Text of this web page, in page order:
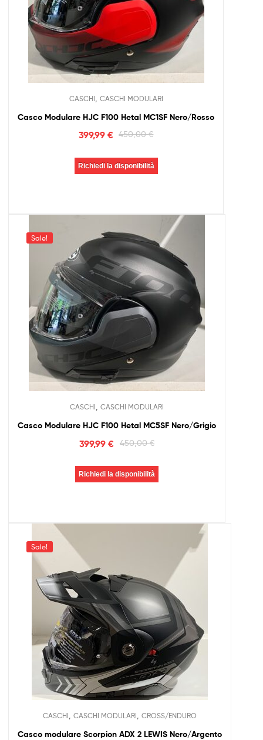
CASCHI CASCHI MODULARI
Casco Modulare HJC F100 Hetal MC1SF Nero/Rosso
450,00€
399,99 €
Richiedi la disponibilità
Sale!
CASCHI CASCHI MODULARI
Casco Modulare HJC F100 Hetal MC5SF Nero/Grigio
450,00€
399,99€
Richiedi la disponibilità
Sale!
CASCHI CASCHI MODULARI CROSS/ENDURO
Casco modulare Scorpion ADX 2 LEWIS Nero/Argento